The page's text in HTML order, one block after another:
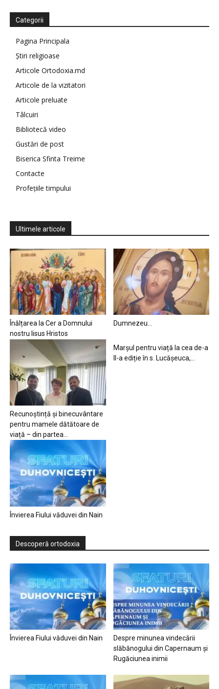
Categorii
Pagina Principala
Știri religioase
Articole Ortodoxia.md
Articole de la vizitatori
Articole preluate
Tâlcuiri
Bibliotecă video
Gustări de post
Biserica Sfinta Treime
Contacte
Profețiile timpului
Ultimele articole
Înălțarea la Cer a Domnului
nostru Iisus Hristos
Dumnezeu…
Recunoștință și binecuvântare
pentru mamele dătătoare de
viață – din partea...
Marșul pentru viață la cea de-a
II-a ediție în s. Lucășeuca,...
Învierea Fiului văduvei din Nain
Descoperă ortodoxia
Învierea Fiului văduvei din Nain
Despre minunea vindecării
slăbănogului din Capernaum și
Rugăciunea inimii